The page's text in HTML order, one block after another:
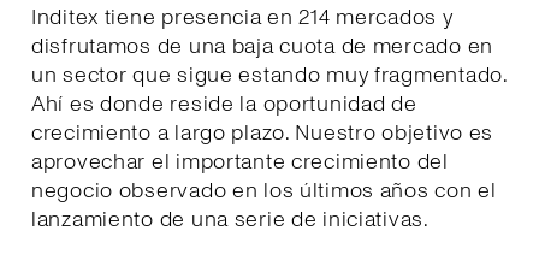
Inditex tiene presencia en 214 mercados y
disfrutamos de una baja cuota de mercado en
un sector que sigue estando muy fragmentado.
Ahí es donde reside la oportunidad de
crecimiento a largo plazo. Nuestro objetivo es
aprovechar el importante crecimiento del
negocio observado en los últimos años con el
lanzamiento de una serie de iniciativas.